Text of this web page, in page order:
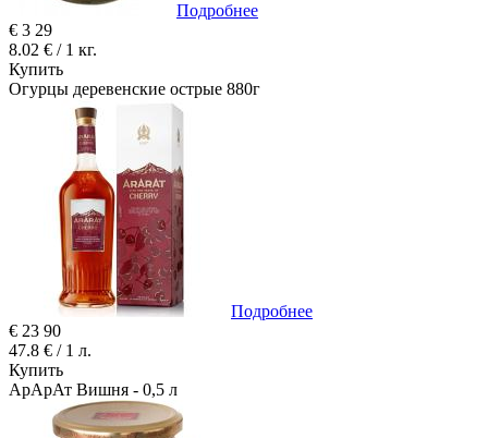
Подробнее
€ 3 29
8.02 € / 1 кг.
Купить
Огурцы деревенские острые 880г
Подробнее
€ 23 90
47.8 € / 1 л.
Купить
АрАрАт Вишня - 0,5 л